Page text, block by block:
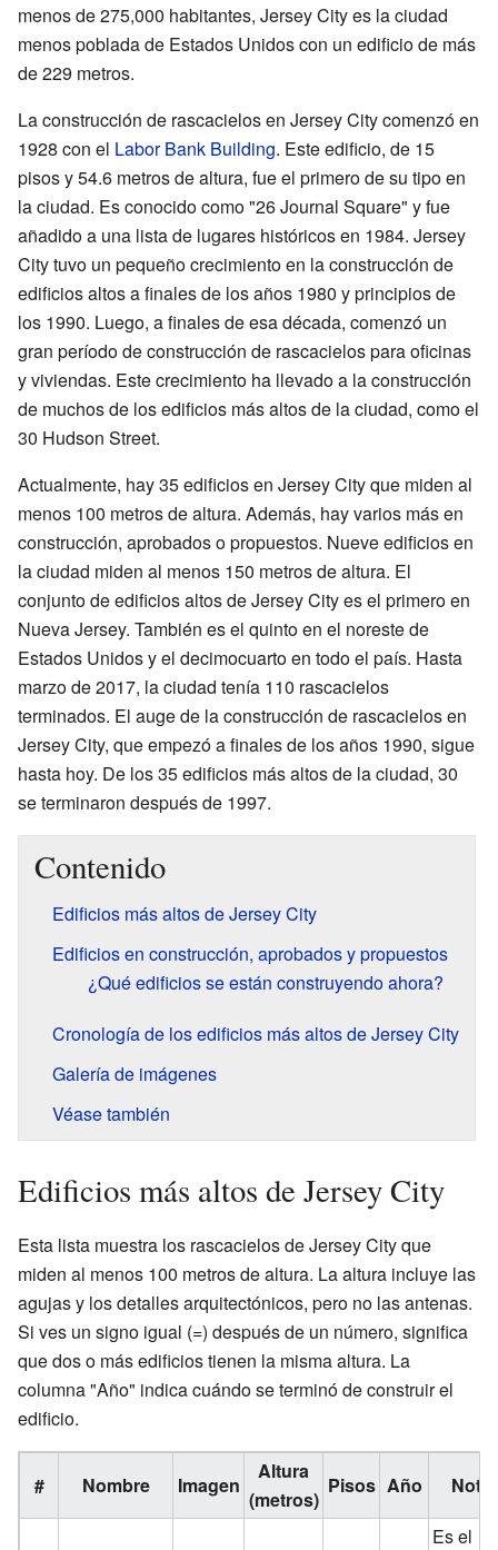
menos de 275,000 habitantes, Jersey City es la ciudad
menos poblada de Estados Unidos con un edificio de más
de 229 metros.
La construcción de rascacielos en Jersey City comenzó en
1928 con el Labor Bank Building. Este edificio, de 15
pisos y 54.6 metros de altura, fue el primero de su tipo en
la ciudad. Es conocido como "26 Journal Square" y fue
añadido a una lista de lugares históricos en 1984. Jersey
City tuvo un pequeño crecimiento en la construcción de
edificios altos a finales de los años 1980 y principios de
los 1990. Luego, a finales de esa década, comenzó un
gran período de construcción de rascacielos para oficinas
y viviendas. Este crecimiento ha llevado a la construcción
de muchos de los edificios más altos de la ciudad, como el
30 Hudson Street.
Actualmente, hay 35 edificios en Jersey City que miden al
menos 100 metros de altura. Además, hay varios más en
construcción, aprobados o propuestos. Nueve edificios en
la ciudad miden al menos 150 metros de altura. El
conjunto de edificios altos de Jersey City es el primero en
Nueva Jersey. También es el quinto en el noreste de
Estados Unidos y el decimocuarto en todo el país. Hasta
marzo de 2017, la ciudad tenía 110 rascacielos
terminados. El auge de la construcción de rascacielos en
Jersey City, que empezó a finales de los años 1990, sigue
hasta hoy. De los 35 edificios más altos de la ciudad, 30
se terminaron después de 1997.
Contenido
Edificios más altos de Jersey City
Edificios en construcción, aprobados y propuestos
¿Qué edificios se están construyendo ahora?
Cronología de los edificios más altos de Jersey City
Galería de imágenes
Véase también
Edificios más altos de Jersey City
Esta lista muestra los rascacielos de Jersey City que
miden al menos 100 metros de altura. La altura incluye las
agujas y los detalles arquitectónicos, pero no las antenas.
Si ves un signo igual (=) después de un número, significa
que dos o más edificios tienen la misma altura. La
columna "Año" indica cuándo se terminó de construir el
edificio.
# Nombre Imagen
Altura
(metros)
Pisos Año
Es el